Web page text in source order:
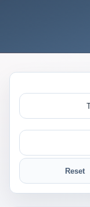
Reset